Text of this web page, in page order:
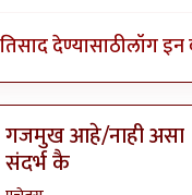
देण्यासाठीलॉग इन
गजमुख आहे/नाही असा
संदर्भ कै